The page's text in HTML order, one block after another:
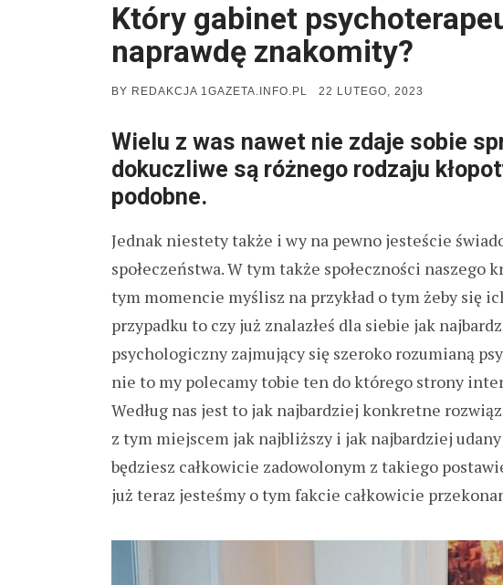
Który gabinet
naprawdę znakomity?
BY REDAKCJA 1GAZETA.INFO.PL
POSTED
22 LUTEGO, 2023
Wielu z was nawet nie zdaje sobie
dokuczliwe są różnego rodzaju
podobne.
Jednak niestety także i wy na pewno jesteście
społeczeństwa. W tym także społeczności naszego
tym momencie myślisz na przykład o tym żeby się
przypadku to czy już znalazłeś dla siebie jak
psychologiczny zajmujący się szeroko rozumianą
nie to my polecamy tobie ten do którego strony
Według nas jest to jak najbardziej konkretne
z tym miejscem jak najbliższy i jak najbardziej
będziesz całkowicie zadowolonym z takiego
już teraz jesteśmy o tym fakcie całkowicie